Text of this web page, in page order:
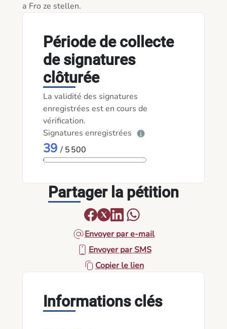
a Fro ze stellen.
Période de collecte
de signatures
clôturée
La validité des signatures
enregistrées est en cours de
vérification.
Signatures enregistrées
39 / 5 500
Partager la pétition
Envoyer par e-mail
Envoyer par SMS
Copier le lien
Informations clés